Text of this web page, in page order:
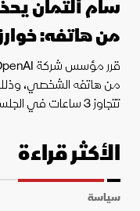
سام ألتمان
من هاتفه:
من هاتفه الشخصي،
تتجاوز 3 ساعات في الجلسة الواحدة.
الأكثر قراءة
سياسة